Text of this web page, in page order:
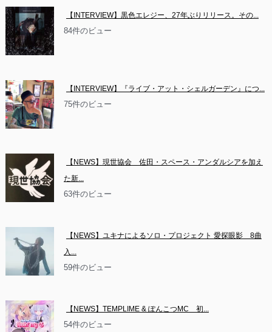
【INTERVIEW】黒色エレジー、27年ぶりリリース。その...
84件のビュー
【INTERVIEW】『ライブ・アット・シェルガーデン』につ...
75件のビュー
【NEWS】現世協会　佐田・スペース・アンダルシアを加え
た新...
63件のビュー
【NEWS】ユキナによるソロ・プロジェクト 愛探眼影　8曲
入...
59件のビュー
【NEWS】TEMPLIME & ぽんこつMC　初...
54件のビュー